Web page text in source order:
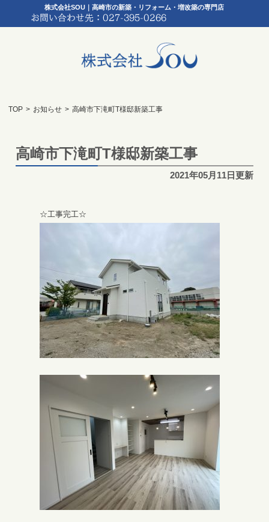
株式会社SOU｜高崎市の新築・リフォーム・増改築の専門店
TOP > お知らせ > 高崎市下滝町T様邸新築工事
高崎市下滝町T様邸新築工事
2021年05月11日更新
☆工事完工☆